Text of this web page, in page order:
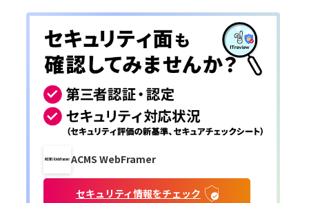
ACMS WebFramer
セキュリティ情報をチェック